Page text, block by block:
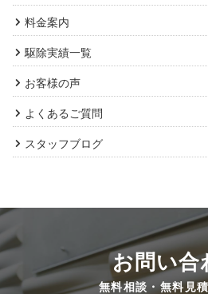
料金案内
駆除実績一覧
お客様の声
よくあるご質問
スタッフブログ
お問い合
無料相談・無料見